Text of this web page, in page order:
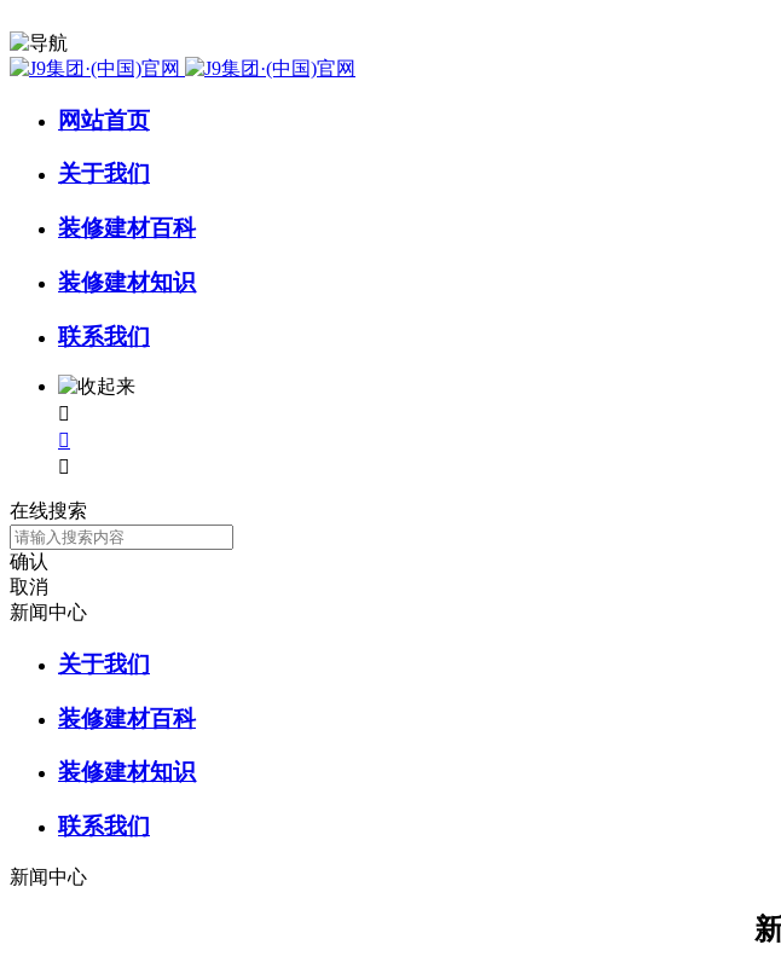
网站首页
关于我们
装修建材百科
装修建材知识
联系我们



在线搜索
确认
取消
新闻中心
关于我们
装修建材百科
装修建材知识
联系我们
新闻中心